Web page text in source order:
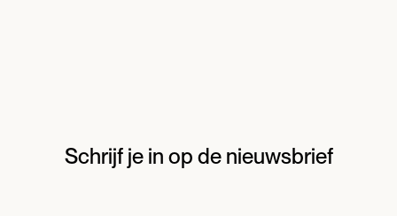
Schrijf je in op de nieuwsbrief